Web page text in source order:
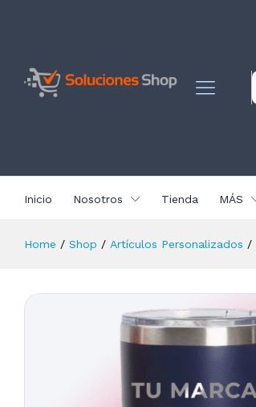
Inicio Nosotros Tienda MÁS
Home / Shop / Artículos Personalizados /